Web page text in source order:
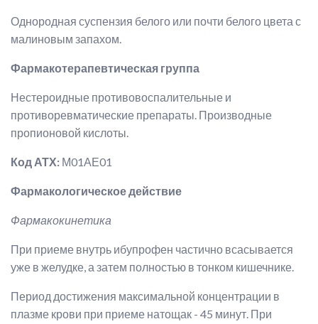
Однородная суспензия белого или почти белого цвета с
малиновым запахом.
Фармакотерапевтическая группа
Нестероидные противовоспалительные и
противоревматические препараты. Производные
пропионовой кислоты.
Код АТХ: М01АЕ01
Фармакологическое действие
Фармакокинетика
При приеме внутрь ибупрофен частично всасывается
уже в желудке, а затем полностью в тонком кишечнике.
Период достижения максимальной концентрации в
плазме крови при приеме натощак - 45 минут. При